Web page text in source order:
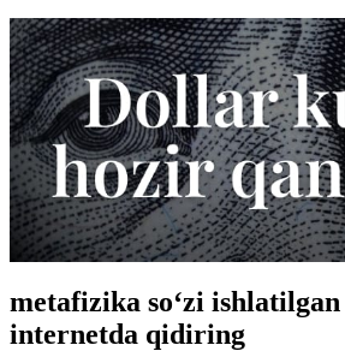
metafizika so‘zi
internetda qidiring